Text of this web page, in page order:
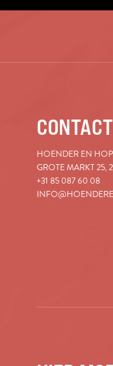
HOENDER EN HOP
GROTE MARKT 25,
+31 85 087 60 08